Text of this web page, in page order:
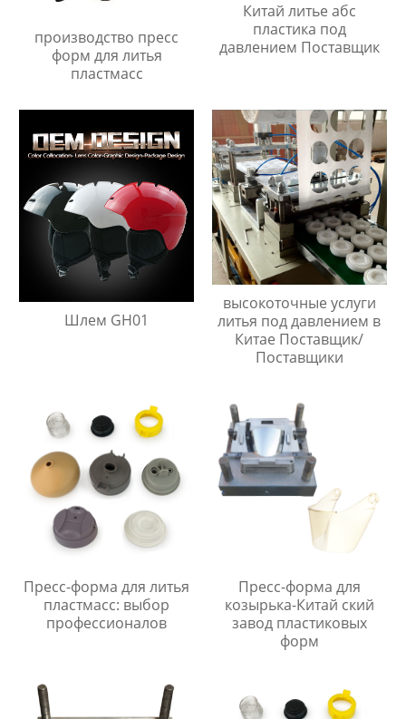
производство пресс
форм для литья
пластмасс
Китай литье абс
пластика под
давлением Поставщик
Шлем GH01
высокоточные услуги
литья под давлением в
Китае Поставщик/
Поставщики
Пресс-форма для литья
пластмасс: выбор
профессионалов
Пресс-форма для
козырька-Китай ский
завод пластиковых
форм